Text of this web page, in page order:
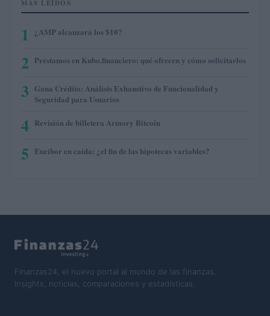
MÁS LEÍDOS
1 ¿AMP alcanzará los $10?
2 Préstamos en Kubo.financiero: qué ofrecen y cómo solicitarlos
3 Gana Crédito: Análisis Exhaustivo de Funcionalidad y
Seguridad para Usuarios
4 Revisión de billetera Armory Bitcoin
5 Euríbor en caída: ¿el fin de las hipotecas variables?
Finanzas24, el nuevo portal al mundo de las finanzas.
Insights, noticias, comparaciones y estadísticas.